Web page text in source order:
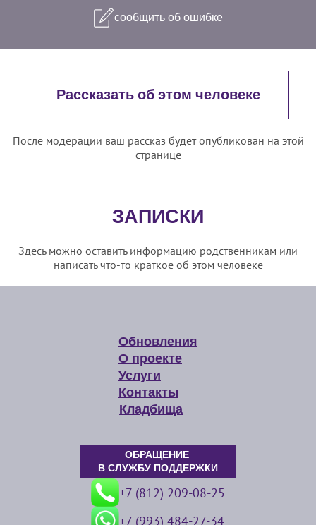
сообщить об ошибке
Рассказать об этом человеке
После модерации ваш рассказ будет опубликован на этой
странице
ЗАПИСКИ
Здесь можно оставить информацию родственникам или
написать что-то краткое об этом человеке
Обновления
О проекте
Услуги
Контакты
Кладбища
ОБРАЩЕНИЕ
В СЛУЖБУ ПОДДЕРЖКИ
+7 (812) 209-08-25
+7 (993) 484-27-34